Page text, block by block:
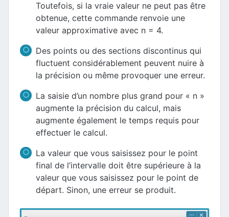
Toutefois, si la vraie valeur ne peut pas être
obtenue, cette commande renvoie une
valeur approximative avec n = 4.
Des points ou des sections discontinus qui
fluctuent considérablement peuvent nuire à
la précision ou même provoquer une erreur.
La saisie d’un nombre plus grand pour « n »
augmente la précision du calcul, mais
augmente également le temps requis pour
effectuer le calcul.
La valeur que vous saisissez pour le point
final de l’intervalle doit être supérieure à la
valeur que vous saisissez pour le point de
départ. Sinon, une erreur se produit.